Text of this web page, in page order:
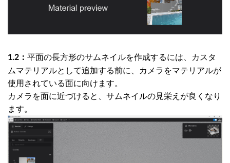
1.2： 平面の長方形のサムネイルを作成するには、カスタ
ムマテリアルとして追加する前に、カメラをマテリアルが
使用されている面に向けます。
カメラを面に近づけると、サムネイルの見栄えが良くなり
ます。